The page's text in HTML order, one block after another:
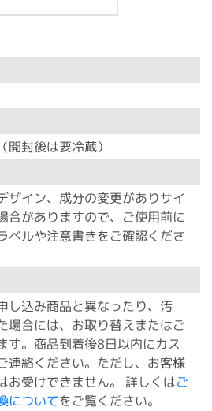
封後は要冷蔵）
イン、成分の変更がありサイ
合がありますので、ご使用前に
ベルや注意書きをご確認くださ
し込み商品と異なったり、汚
場合には、お取り替えまたはご
す。商品到着後8日以内にカス
連絡ください。ただし、お客様
お受けできません。 詳しくはご
についてをご覧ください。